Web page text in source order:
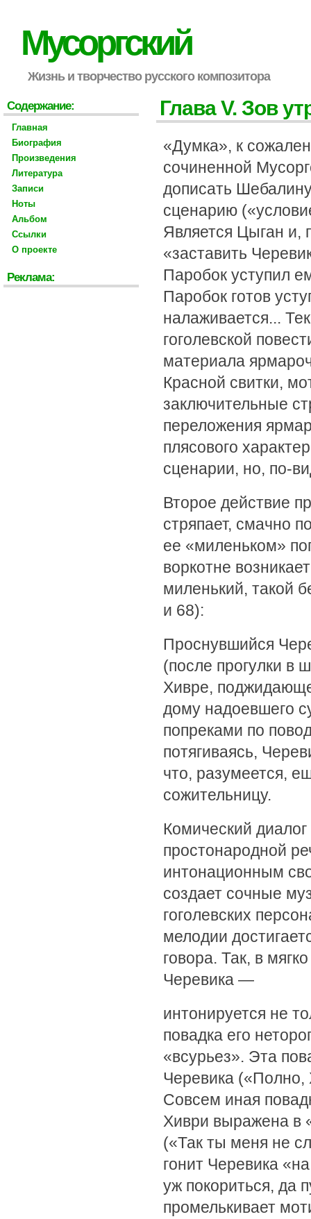
Мусоргский
Жизнь и творчество русского композитора
Глава V. Зов
«Думка», к
сочиненной
дописать
сценарию
Является Цыган и,
«заставить
Паробок уступил
Паробок готов
налаживается...
гоголевской
материала
Красной свитки,
заключительные
переложения
плясового
сценарии, но, по-
Второе действие
стряпает, смачно
ее «миленьком»
воркотне
миленький, такой
и 68):
Проснувшийся
(после прогулки в
Хивре,
дому надоевшего
попреками по
потягиваясь,
что, разумеется,
сожительницу.
Комический
простонародной
интонационным
создает сочные
гоголевских
мелодии
говора. Так, в
Черевика —
интонируется не
повадка его
«всурьез». Эта
Черевика («Полно,
Совсем иная
Хиври выражена в
(«Так ты меня не
гонит Черевика
уж покориться, да
промелькивает
Содержание:
Главная
Биография
Произведения
Литература
Записи
Ноты
Альбом
Ссылки
О проекте
Реклама: